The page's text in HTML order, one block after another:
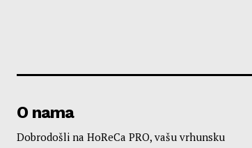
O nama
Dobrodošli na HoReCa PRO, vašu vrhunsku